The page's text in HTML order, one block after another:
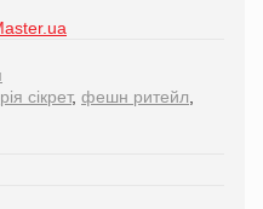
сікрет, фешн ритейл